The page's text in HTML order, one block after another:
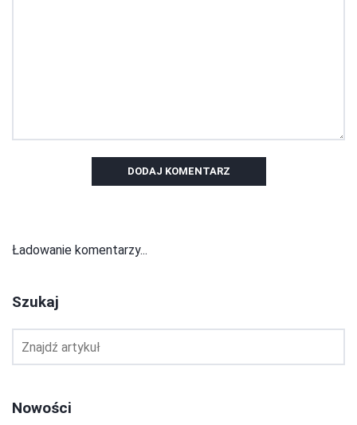
DODAJ KOMENTARZ
Ładowanie komentarzy...
Szukaj
Nowości